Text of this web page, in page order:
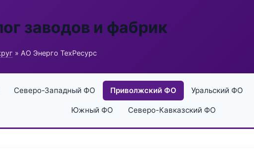
заводов и фабрик
» АО Энерго ТехРесурс
Северо-Западный ФО Приволжский ФО Уральский ФО
Южный ФО Северо-Кавказский ФО